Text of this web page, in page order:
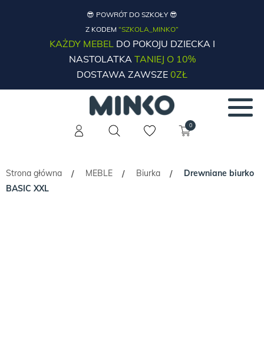
😎 POWRÓT DO SZKOŁY 😎
Z KODEM “SZKOLA_MINKO”
KAŻDY MEBELDO POKOJU DZIECKA I
NASTOLATKATANIEJ O 10%
DOSTAWA ZAWSZE 0ZŁ
0
Strona główna / MEBLE / Biurka /
Drewniane biurko
BASIC XXL